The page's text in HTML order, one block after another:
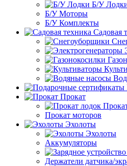
Б/У
Б/У Моторы
Б/У Комплекты
Садовая
Прокат
Прокат моторов
Эхолоты
Эхолоты
Аккумуляторы
Держатели датчика/